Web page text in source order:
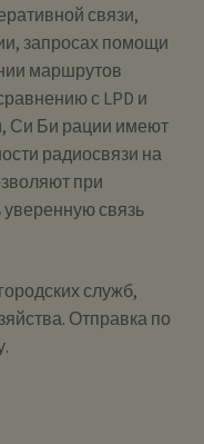
связи,
запросах помощи
маршрутов
с LPD и
Си Би рации имеют
радиосвязи на
при
связь
служб,
Отправка по